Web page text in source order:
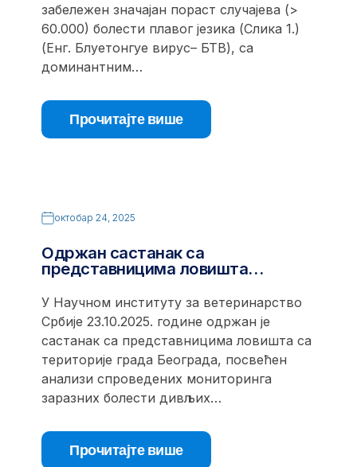
забележен значајан пораст случајева (>
60.000) болести плавог језика (Слика 1.)
(Енг. Блуетонгуе вирус– БТВ), са
доминантним…
Прочитајте више
октобар 24, 2025
Одржан састанак са
представницима ловишта…
У Научном институту за ветеринарство
Србије 23.10.2025. године одржан је
састанак са представницима ловишта са
територије града Београда, посвећен
анализи спроведених мониторинга
заразних болести дивљих…
Прочитајте више